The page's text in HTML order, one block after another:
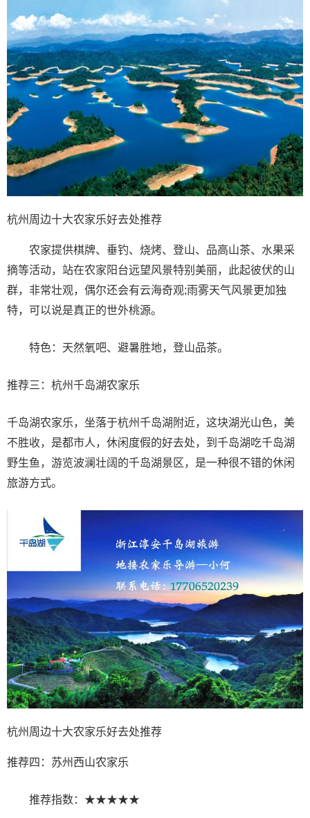
杭州周边十大农家乐好去处推荐
农家提供棋牌、垂钓、烧烤、登山、品高山茶、水果采
摘等活动，站在农家阳台远望风景特别美丽，此起彼伏的山
群，非常壮观，偶尔还会有云海奇观;雨雾天气风景更加独
特，可以说是真正的世外桃源。
特色：天然氧吧、避暑胜地，登山品茶。
推荐三：杭州千岛湖农家乐
千岛湖农家乐，坐落于杭州千岛湖附近，这块湖光山色，美
不胜收，是都市人，休闲度假的好去处，到千岛湖吃千岛湖
野生鱼，游览波澜壮阔的千岛湖景区，是一种很不错的休闲
旅游方式。
杭州周边十大农家乐好去处推荐
推荐四：苏州西山农家乐
推荐指数：★★★★★